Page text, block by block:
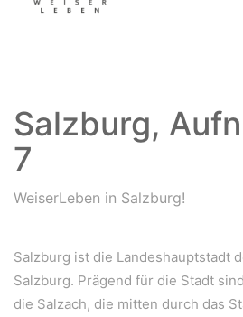
Salzburg,
7
WeiserLeben in Salzburg!
Salzburg ist die Landeshauptstadt
Salzburg. Prägend für die Stadt
die Salzach, die mitten durch das